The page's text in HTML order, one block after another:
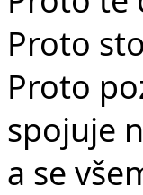
Proto
Proto
spojuje
a se